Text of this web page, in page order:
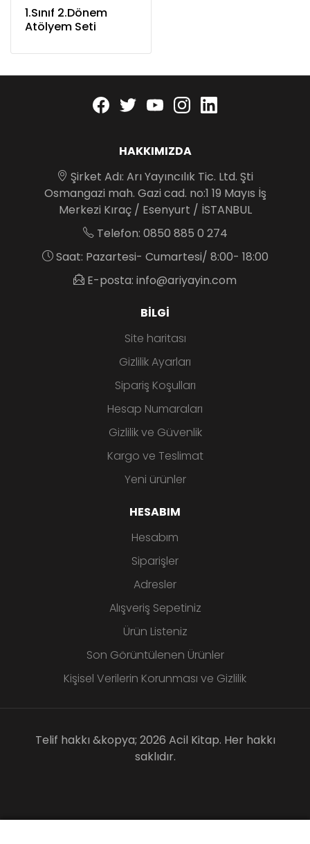
1.Sınıf 2.Dönem
Atölyem Seti
Facebook
twitteryoutubeinstagram
HAKKIMIZDA
Şirket Adı: Arı Yayıncılık Tic. Ltd. Şti
Osmangazi mah. Gazi cad. no:1 19 Mayıs İş
Merkezi Kıraç / Esenyurt / İSTANBUL
Telefon: 0850 885 0 274
Saat: Pazartesi- Cumartesi/ 8:00- 18:00
E-posta: info@ariyayin.com
BILGI
Site haritası
Gizlilik Ayarları
Sipariş Koşulları
Hesap Numaraları
Gizlilik ve Güvenlik
Kargo ve Teslimat
Yeni ürünler
HESABIM
Hesabım
Siparişler
Adresler
Alışveriş Sepetiniz
Ürün Listeniz
Son Görüntülenen Ürünler
Kişisel Verilerin Korunması ve Gizlilik
Telif hakkı &kopya; 2026 Acil Kitap. Her hakkı
saklıdır.